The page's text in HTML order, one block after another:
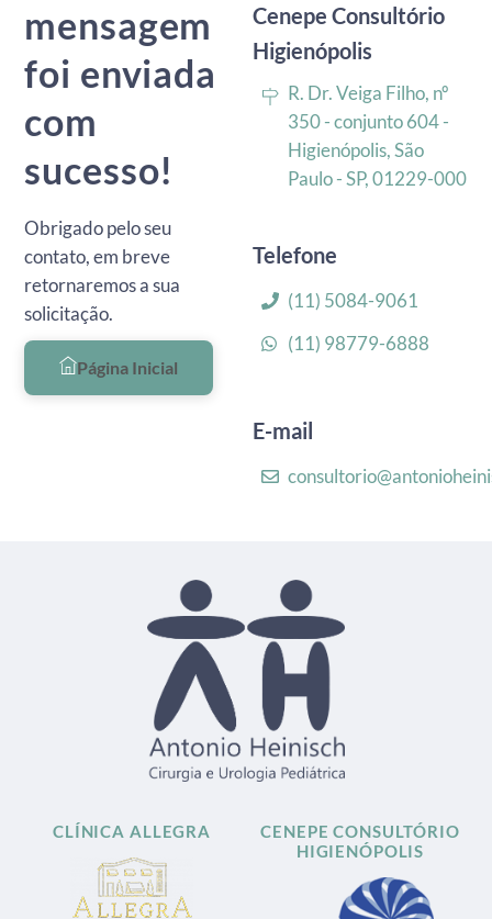
mensagem
foi enviada
com
sucesso!
Obrigado pelo seu
contato, em breve
retornaremos a sua
solicitação.
Página Inicial
Cenepe Consultório
Higienópolis
R. Dr. Veiga Filho, nº
350 - conjunto 604 -
Higienópolis, São
Paulo - SP, 01229-000
Telefone
(11) 5084-9061
(11) 98779-6888
E-mail
CLÍNICA ALLEGRA
CENEPE CONSULTÓRIO
HIGIENÓPOLIS